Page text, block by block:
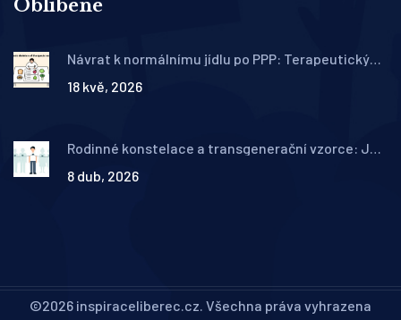
Oblíbené
Návrat k normálnímu jídlu po PPP: Terapeutický
18 kvě, 2026
Rodinné konstelace a transgenerační vzorce: Jak
8 dub, 2026
©2026 inspiraceliberec.cz. Všechna práva vyhrazena